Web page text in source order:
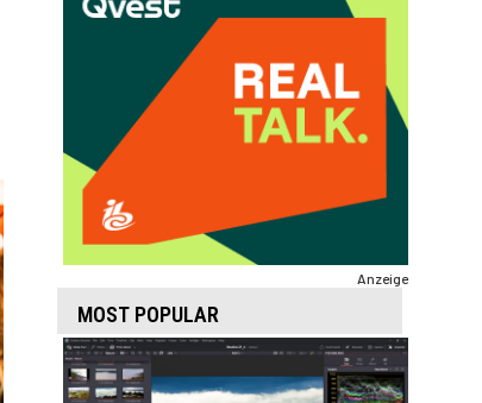
Anzeige
MOST POPULAR